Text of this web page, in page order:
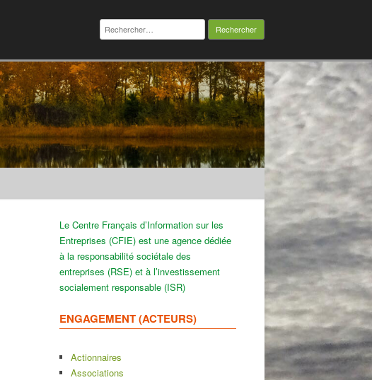
Rechercher :
Le Centre Français d’Information sur les
Entreprises (CFIE) est une agence dédiée
à la responsabilité sociétale des
entreprises (RSE) et à l’investissement
socialement responsable (ISR)
ENGAGEMENT (ACTEURS)
Actionnaires
Associations